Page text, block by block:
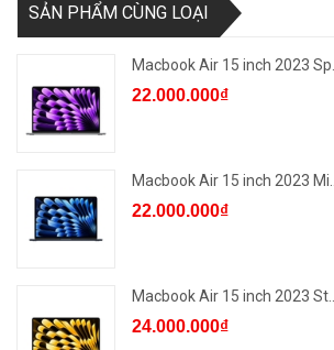
SẢN PHẨM CÙNG LOẠI
Macbook Air 15 inch 2023 Sp...
22.000.000₫
Macbook Air 15 inch 2023 Mi...
22.000.000₫
Macbook Air 15 inch 2023 St...
24.000.000₫